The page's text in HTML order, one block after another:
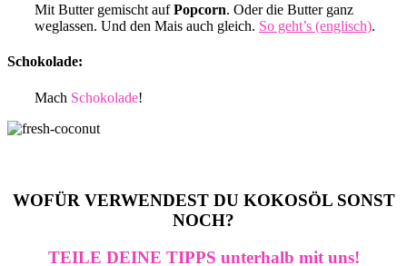
Mit Butter gemischt aufPopcorn. Oder die Butter ganz
weglassen. Und den Mais auch gleich. So geht’s (englisch).
Schokolade:
Mach Schokolade!
WOFÜR VERWENDEST DU KOKOSÖL SONST
NOCH?
TEILE DEINE TIPPS unterhalb mit uns!